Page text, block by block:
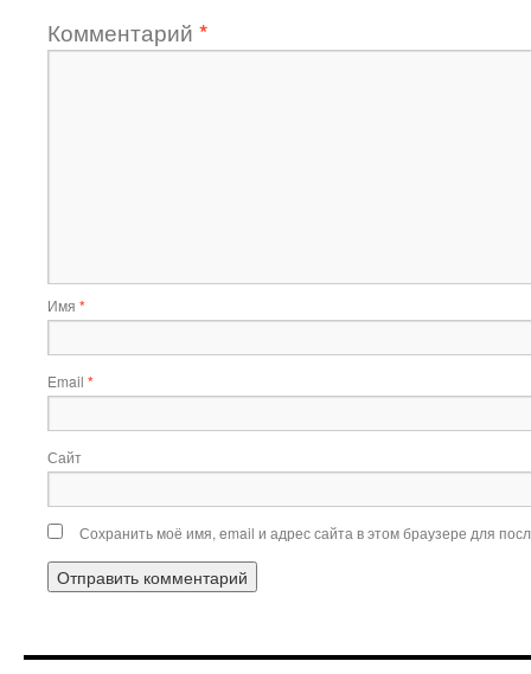
Комментарий *
Имя *
Email *
Сайт
Сохранить моё имя, email и адрес сайта в этом браузере для